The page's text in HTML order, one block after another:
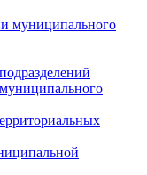
муниципального